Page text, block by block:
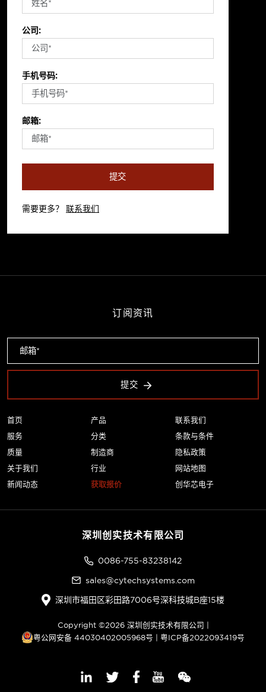
公司:
手机号码:
邮箱:
提交
需要更多？ 联系我们
首页
服务
质量
关于我们
新闻动态
产品
分类
制造商
行业
获取报价
联系我们
条款与条件
隐私政策
网站地图
创华芯电子
订阅资讯
提交
深圳创实技术有限公司
0086-755-83238142
sales@cytechsystems.com
深圳市福田区彩田路7006号深科技城B座15楼
Copyright ©2026 深圳创实技术有限公司 |
粤公网安备 44030402005968号 | 粤ICP备2022093419号